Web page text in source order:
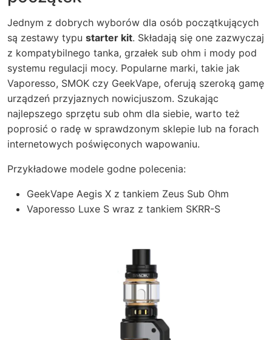
Jednym z dobrych wyborów dla osób początkujących
są zestawy typu starter kit. Składają się one zazwyczaj
z kompatybilnego tanka, grzałek sub ohm i mody pod
systemu regulacji mocy. Popularne marki, takie jak
Vaporesso, SMOK czy GeekVape, oferują szeroką gamę
urządzeń przyjaznych nowicjuszom. Szukając
najlepszego sprzętu sub ohm dla siebie, warto też
poprosić o radę w sprawdzonym sklepie lub na forach
internetowych poświęconych wapowaniu.
Przykładowe modele godne polecenia:
GeekVape Aegis X z tankiem Zeus Sub Ohm
Vaporesso Luxe S wraz z tankiem SKRR-S